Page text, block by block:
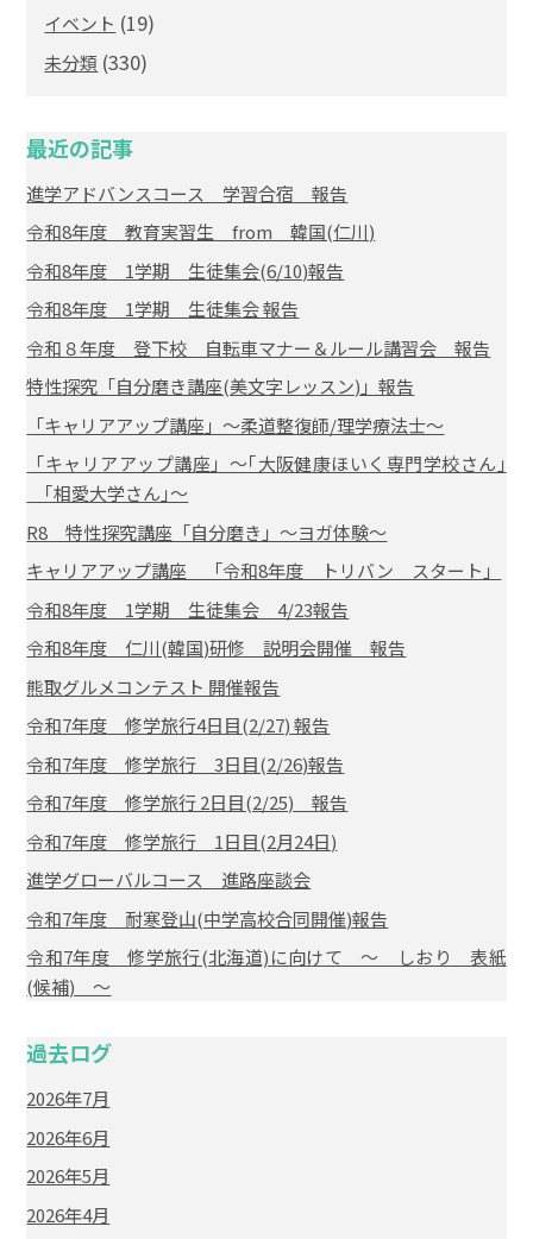
イベント (19)
未分類 (330)
最近の記事
進学アドバンスコース 学習合宿 報告
令和8年度 教育実習生 from 韓国(仁川)
令和8年度 1学期 生徒集会(6/10)報告
令和8年度 1学期 生徒集会 報告
令和８年度 登下校 自転車マナー＆ルール講習会 報告
特性探究「自分磨き講座(美文字レッスン)」報告
「キャリアアップ講座」～柔道整復師/理学療法士～
「キャリアアップ講座」～｢大阪健康ほいく専門学校さん｣
｢相愛大学さん｣～
R8 特性探究講座「自分磨き」～ヨガ体験～
キャリアアップ講座 「令和8年度 トリバン スタート」
令和8年度 1学期 生徒集会 4/23報告
令和8年度 仁川(韓国)研修 説明会開催 報告
熊取グルメコンテスト 開催報告
令和7年度 修学旅行4日目(2/27) 報告
令和7年度 修学旅行 3日目(2/26)報告
令和7年度 修学旅行 2日目(2/25) 報告
令和7年度 修学旅行 1日目(2月24日)
進学グローバルコース 進路座談会
令和7年度 耐寒登山(中学高校合同開催)報告
令和7年度 修学旅行(北海道)に向けて ～ しおり 表紙
(候補) ～
過去ログ
2026年7月
2026年6月
2026年5月
2026年4月